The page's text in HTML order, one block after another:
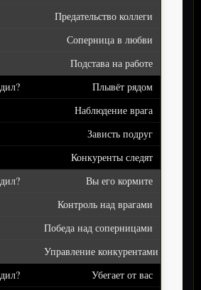
Предательство коллеги
Соперница в любви
Подстава на работе
Плывёт рядом
Наблюдение врага
Зависть подруг
Конкуренты следят
Вы его кормите
Контроль над врагами
Победа над соперницами
Управление конкурентами
Убегает от вас